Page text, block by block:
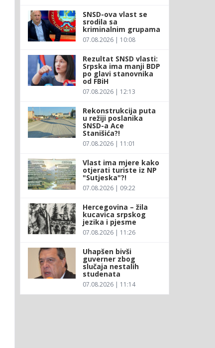
SNSD-ova vlast se
srodila sa
kriminalnim grupama
07.08.2026 | 10:08
Rezultat SNSD vlasti:
Srpska ima manji BDP
po glavi stanovnika
od FBiH
07.08.2026 | 12:13
Rekonstrukcija puta
u režiji poslanika
SNSD-a Ace
Stanišića?!
07.08.2026 | 11:01
Vlast ima mjere kako
otjerati turiste iz NP
"Sutjeska"?!
07.08.2026 | 09:22
Hercegovina – žila
kucavica srpskog
jezika i pjesme
07.08.2026 | 11:26
Uhapšen bivši
guverner zbog
slučaja nestalih
studenata
07.08.2026 | 11:14